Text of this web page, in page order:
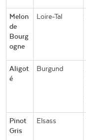
Melon
de
Bourg
ogne
Loire-Tal
Aligot
é
Burgund
Pinot
Gris
Elsass